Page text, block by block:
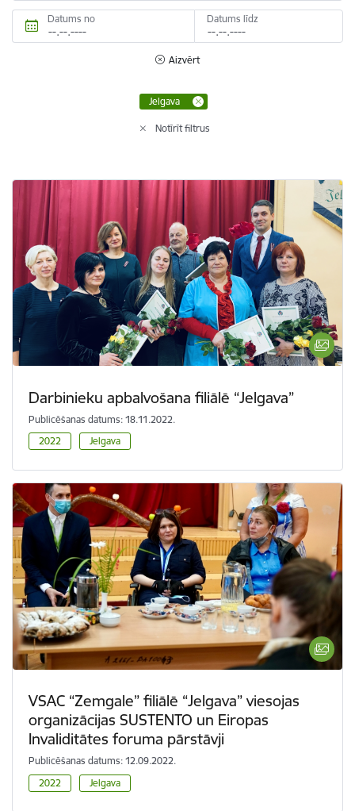
Datums no Datums līdz
Aizvērt
Jelgava
Notīrīt filtrus
Darbinieku apbalvošana filiālē “Jelgava”
Publicēšanas datums: 18.11.2022.
2022
Jelgava
VSAC “Zemgale” filiālē “Jelgava” viesojas
organizācijas SUSTENTO un Eiropas
Invaliditātes foruma pārstāvji
Publicēšanas datums: 12.09.2022.
2022
Jelgava